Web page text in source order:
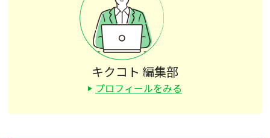
キクコト 編集部
プロフィールをみる